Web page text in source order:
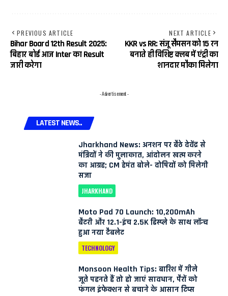
PREVIOUS ARTICLE
Bihar Board 12th Result 2025:
बिहार बोर्ड आज Inter का Result
जारी करेगा
NEXT ARTICLE
KKR vs RR: संजू सैमसन को 15 रन
बनाते ही विशिष्ट क्लब में एंट्री का
शानदार मौका मिलेगा
- Advertisement -
LATEST NEWS..
Jharkhand News: अनशन पर बैठे देवेंद्र से
मंत्रियों ने की मुलाकात, आंदोलन खत्म करने
का आग्रह; CM हेमंत बोले- दोषियों को मिलेगी
सजा
JHARKHAND
Moto Pad 70 Launch: 10,200mAh
बैटरी और 12.1-इंच 2.5K डिस्प्ले के साथ लॉन्च
हुआ नया टैबलेट
TECHNOLOGY
Monsoon Health Tips: बारिश में गीले
जूते पहनते हैं तो हो जाएं सावधान, पैरों को
फंगल इंफेक्शन से बचाने के आसान टिप्स